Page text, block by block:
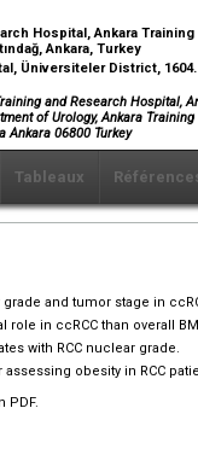
Hospital, Ankara
Ankara, Turkey
Üniversiteler District,
and Research Hospital,
of Urology, Ankara
Ankara 06800 Turkey
Tableaux
and tumor stage in
in ccRCC than overall
with RCC nuclear grade.
obesity in RCC
PDF.